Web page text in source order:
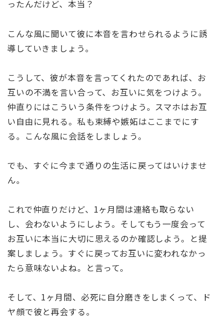
ったんだけど、本当？
こんな風に聞いて彼に本音を言わせられるように誘
導していきましょう。
こうして、彼が本音を言ってくれたのであれば、お
互いの不満を言い合って、お互いに気をつけよう。
仲直りにはこういう条件をつけよう。スマホはお互
い自由に見れる。私も束縛や嫉妬はここまでにす
る。こんな風に会話をしましょう。
でも、すぐに今まで通りの生活に戻ってはいけませ
ん。
これで仲直りだけど、1ヶ月間は連絡も取らない
し、会わないようにしよう。そしてもう一度会って
お互いに本当に大切に思えるのか確認しよう。と提
案しましょう。すぐに戻ってお互いに変われなかっ
たら意味ないよね。と言って。
そして、1ヶ月間、必死に自分磨きをしまくって、ド
ヤ顔で彼と再会する。